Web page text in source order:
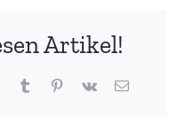
Artikel!
TumblrPinterest
Vk
E-